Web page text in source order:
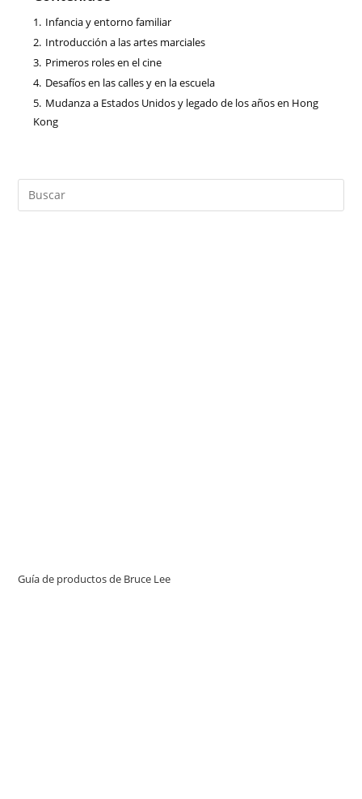
1. Infancia y entorno familiar
2. Introducción a las artes marciales
3. Primeros roles en el cine
4. Desafíos en las calles y en la escuela
5. Mudanza a Estados Unidos y legado de los años en Hong
Kong
Guía de productos de Bruce Lee